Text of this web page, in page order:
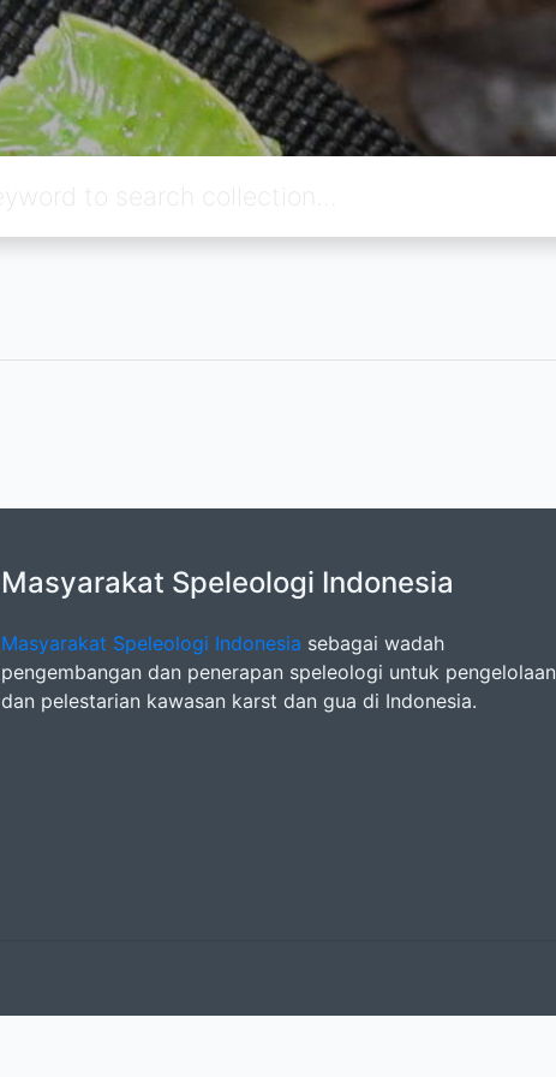
Masyarakat Speleologi Indonesia
Masyarakat Speleologi Indonesia sebagai wadah
pengembangan dan penerapan speleologi untuk pengelolaan
dan pelestarian kawasan karst dan gua di Indonesia.